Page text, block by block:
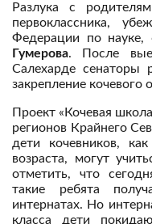
Разлука с
первоклассника,
Федерации по науке,
Гумерова. После
Салехарде сенаторы
закрепление кочевого
Проект «Кочевая
регионов Крайнего
дети кочевников,
возраста, могут
отметить, что
такие ребята
интернатах. Но
класса дети